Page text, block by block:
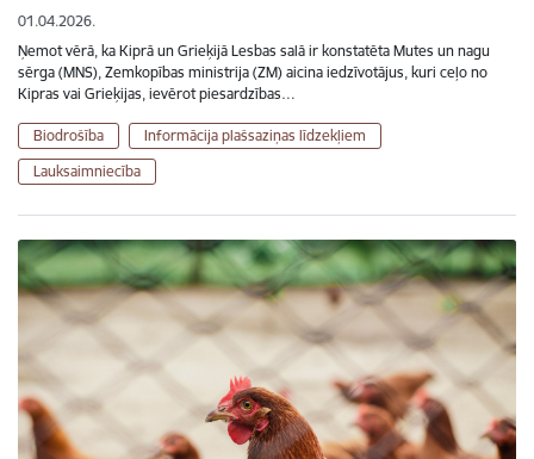
01.04.2026.
Ņemot vērā, ka Kiprā un Grieķijā Lesbas salā ir konstatēta Mutes un nagu
sērga (MNS), Zemkopības ministrija (ZM) aicina iedzīvotājus, kuri ceļo no
Kipras vai Grieķijas, ievērot piesardzības…
Biodrošība
Informācija plašsaziņas līdzekļiem
Lauksaimniecība